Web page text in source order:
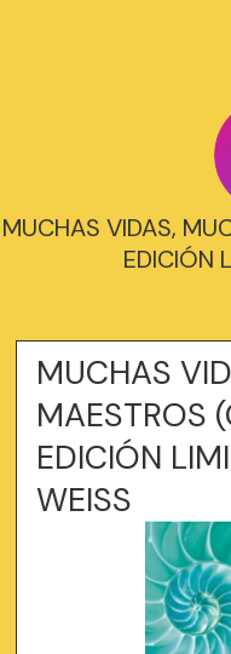
MUCHAS VIDAS,
EDICIÓN
MUCHAS
MAESTROS
EDICIÓN
WEISS